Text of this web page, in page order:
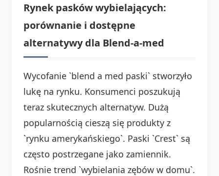
Rynek pasków wybielających:
porównanie i dostępne
alternatywy dla Blend-a-med
Wycofanie `blend a med paski` stworzyło
lukę na rynku. Konsumenci poszukują
teraz skutecznych alternatyw. Dużą
popularnością cieszą się produkty z
`rynku amerykańskiego`. Paski `Crest` są
często postrzegane jako zamiennik.
Rośnie trend `wybielania zębów w domu`.